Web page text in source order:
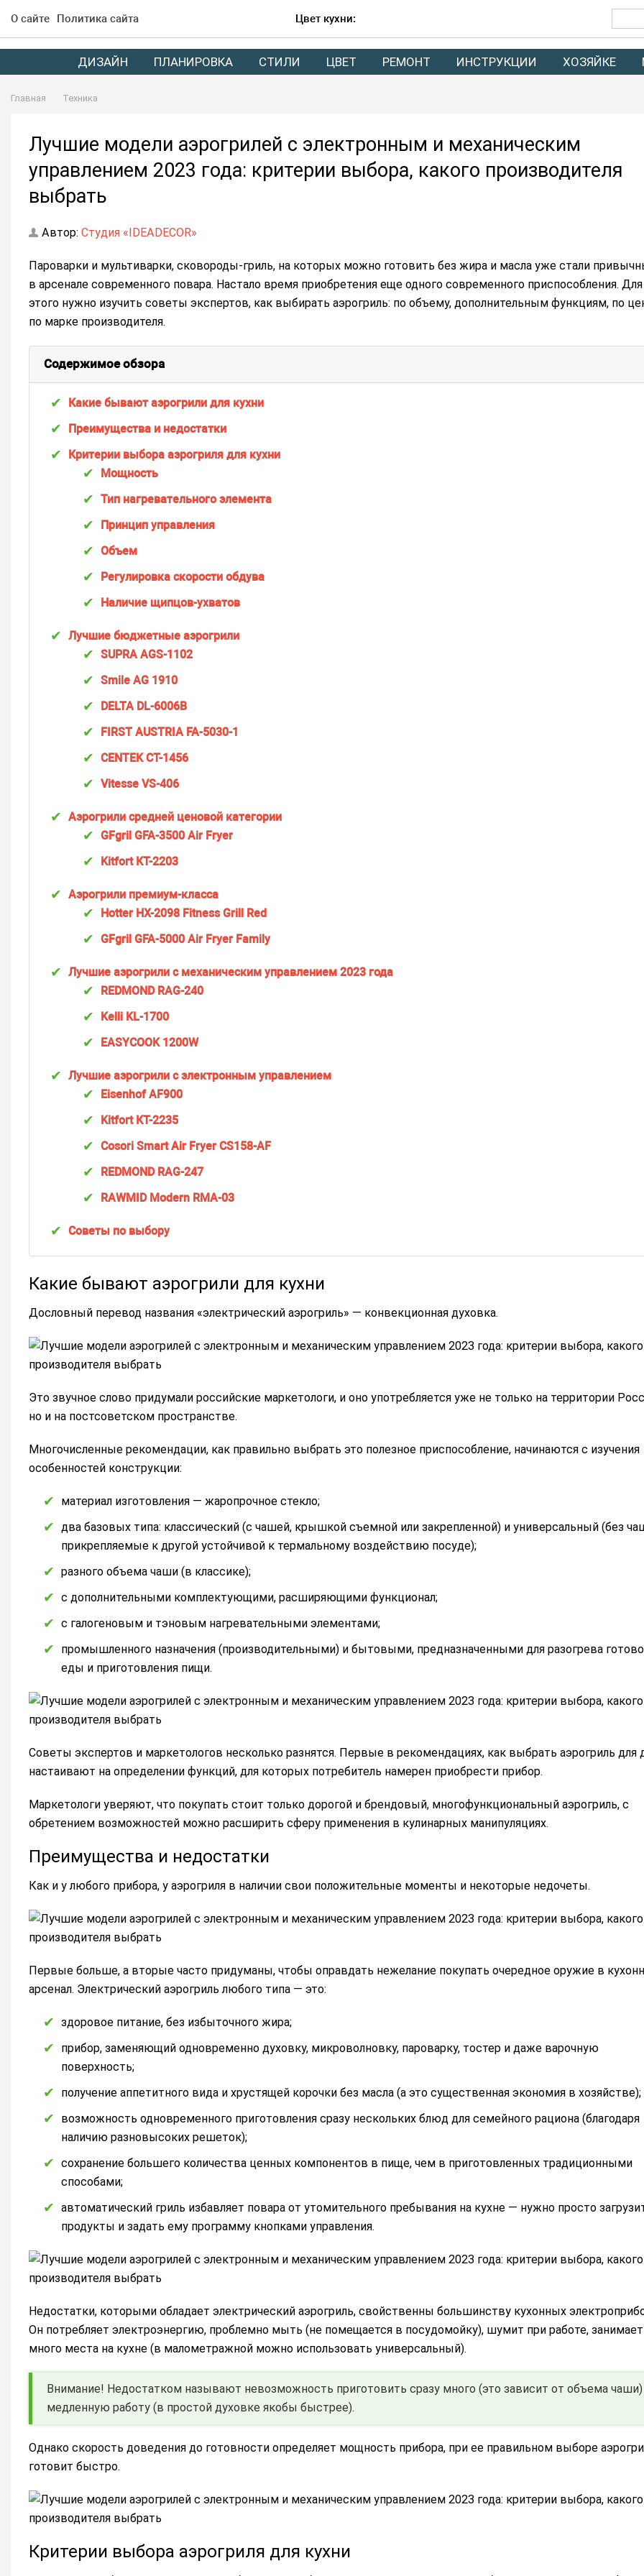
О сайте Политика сайта Цвет кухни:
ДИЗАЙН ПЛАНИРОВКА СТИЛИ ЦВЕТ РЕМОНТ ИНСТРУКЦИИ ХОЗЯЙКЕ
Главная Техника
Лучшие модели аэрогрилей с электронным и механическим
управлением 2023 года: критерии выбора, какого производителя
выбрать
Автор: Студия «IDEADECOR»
Пароварки и мультиварки, сковороды-гриль, на которых можно готовить без жира и масла уже стали
в арсенале современного повара. Настало время приобретения еще одного современного приспособления. Для
этого нужно изучить советы экспертов, как выбирать аэрогриль: по объему, дополнительным функциям, по
по марке производителя.
Содержимое обзора
Какие бывают аэрогрили для кухни
Преимущества и недостатки
Критерии выбора аэрогриля для кухни
Мощность
Тип нагревательного элемента
Принцип управления
Объем
Регулировка скорости обдува
Наличие щипцов-ухватов
Лучшие бюджетные аэрогрили
SUPRA AGS-1102
Smile AG 1910
DELTA DL-6006В
FIRST AUSTRIA FA-5030-1
CENTEK CT-1456
Vitesse VS-406
Аэрогрили средней ценовой категории
GFgril GFA-3500 Air Fryer
Kitfort КТ-2203
Аэрогрили премиум-класса
Hotter HX-2098 Fitness Grill Red
GFgril GFA-5000 Air Fryer Family
Лучшие аэрогрили с механическим управлением 2023 года
REDMOND RAG-240
Kelli KL-1700
EASYCOOK 1200W
Лучшие аэрогрили с электронным управлением
Eisenhof AF900
Kitfort КТ-2235
Cosori Smart Air Fryer CS158-AF
REDMOND RAG-247
RAWMID Modern RMA-03
Советы по выбору
Какие бывают аэрогрили для кухни
Дословный перевод названия «электрический аэрогриль» — конвекционная духовка.
Это звучное слово придумали российские маркетологи, и оно употребляется уже не только на территории
но и на постсоветском пространстве.
Многочисленные рекомендации, как правильно выбрать это полезное приспособление, начинаются с изучения
особенностей конструкции:
материал изготовления — жаропрочное стекло;
два базовых типа: классический (с чашей, крышкой съемной или закрепленной) и универсальный (без
прикрепляемые к другой устойчивой к термальному воздействию посуде);
разного объема чаши (в классике);
с дополнительными комплектующими, расширяющими функционал;
с галогеновым и тэновым нагревательными элементами;
промышленного назначения (производительными) и бытовыми, предназначенными для разогрева
еды и приготовления пищи.
Советы экспертов и маркетологов несколько разнятся. Первые в рекомендациях, как выбрать аэрогриль для
настаивают на определении функций, для которых потребитель намерен приобрести прибор.
Маркетологи уверяют, что покупать стоит только дорогой и брендовый, многофункциональный аэрогриль, с
обретением возможностей можно расширить сферу применения в кулинарных манипуляциях.
Преимущества и недостатки
Как и у любого прибора, у аэрогриля в наличии свои положительные моменты и некоторые недочеты.
Первые больше, а вторые часто придуманы, чтобы оправдать нежелание покупать очередное оружие в
арсенал. Электрический аэрогриль любого типа — это:
здоровое питание, без избыточного жира;
прибор, заменяющий одновременно духовку, микроволновку, пароварку, тостер и даже варочную
поверхность;
получение аппетитного вида и хрустящей корочки без масла (а это существенная экономия в хозяйстве);
возможность одновременного приготовления сразу нескольких блюд для семейного рациона (благодаря
наличию разновысоких решеток);
сохранение большего количества ценных компонентов в пище, чем в приготовленных традиционными
способами;
автоматический гриль избавляет повара от утомительного пребывания на кухне — нужно просто
продукты и задать ему программу кнопками управления.
Недостатки, которыми обладает электрический аэрогриль, свойственны большинству кухонных
Он потребляет электроэнергию, проблемно мыть (не помещается в посудомойку), шумит при работе, занимает
много места на кухне (в малометражной можно использовать универсальный).
Внимание! Недостатком называют невозможность приготовить сразу много (это зависит от объема
медленную работу (в простой духовке якобы быстрее).
Однако скорость доведения до готовности определяет мощность прибора, при ее правильном выборе
готовит быстро.
Критерии выбора аэрогриля для кухни